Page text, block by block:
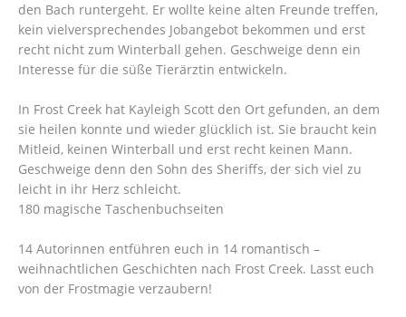
den Bach runtergeht. Er wollte keine alten Freunde treffen,
kein vielversprechendes Jobangebot bekommen und erst
recht nicht zum Winterball gehen. Geschweige denn ein
Interesse für die süße Tierärztin entwickeln.
In Frost Creek hat Kayleigh Scott den Ort gefunden, an dem
sie heilen konnte und wieder glücklich ist. Sie braucht kein
Mitleid, keinen Winterball und erst recht keinen Mann.
Geschweige denn den Sohn des Sheriffs, der sich viel zu
leicht in ihr Herz schleicht.
180 magische Taschenbuchseiten
14 Autorinnen entführen euch in 14 romantisch –
weihnachtlichen Geschichten nach Frost Creek. Lasst euch
von der Frostmagie verzaubern!